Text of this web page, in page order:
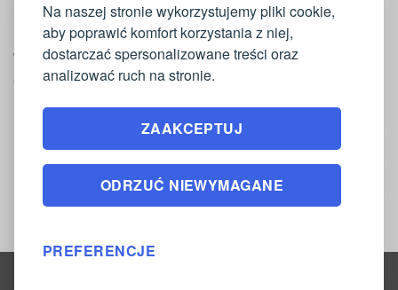
Na naszej stronie wykorzystujemy pliki cookie,
aby poprawić komfort korzystania z niej,
dostarczać spersonalizowane treści oraz
analizować ruch na stronie.
ZAAKCEPTUJ
ODRZUĆ NIEWYMAGANE
PREFERENCJE
WAŻNE INFORMACJE
Moje konto
Regulamin
Polityka zwrotów